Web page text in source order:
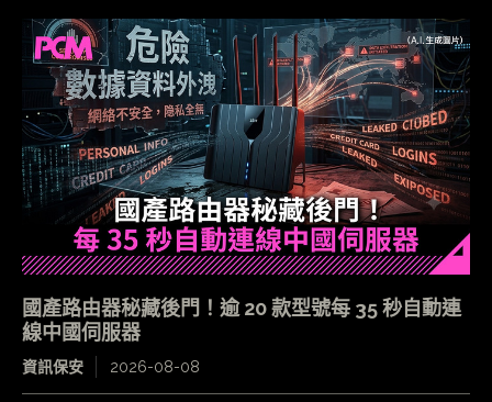
國產路由器秘藏後門！逾 20 款型號每 35 秒自動連
線中國伺服器
資訊保安 2026-08-08